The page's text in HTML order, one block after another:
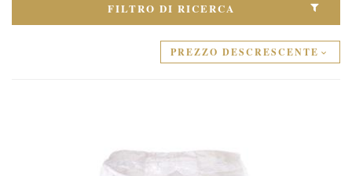
FILTRO DI RICERCA
PREZZO DESCRESCENTE